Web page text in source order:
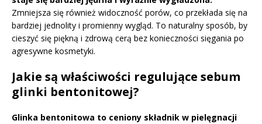
Zmniejsza się również widoczność porów, co przekłada się na
bardziej jednolity i promienny wygląd. To naturalny sposób, by
cieszyć się piękną i zdrową cerą bez konieczności sięgania po
agresywne kosmetyki.
Jakie są właściwości regulujące sebum
glinki bentonitowej?
Glinka bentonitowa to ceniony składnik w pielęgnacji